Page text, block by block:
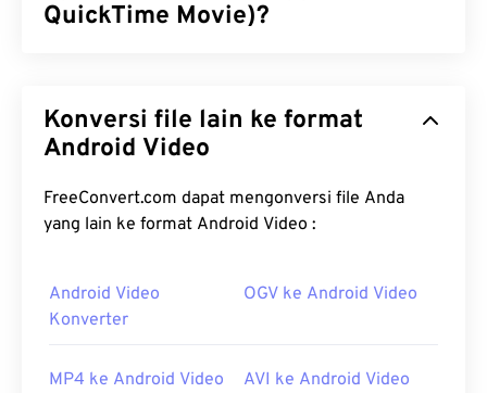
QuickTime Movie)?
ini sangat mirip dengan MOV karena merupakan
wadah yang dapat menampung berbagai jenis
virtual (VR). Format ini merupakan format yang
lebih lama, sedangkan MOV lebih baru.
QT?
QuickTime. Jika berkas QT tersebut adalah versi
Konversi file lain ke format
Android Video
FreeConvert.com dapat mengonversi file Anda
yang lain ke format Android Video :
Android Video
Konverter
OGV ke Android Video
MP4 ke Android Video AVI ke Android Video